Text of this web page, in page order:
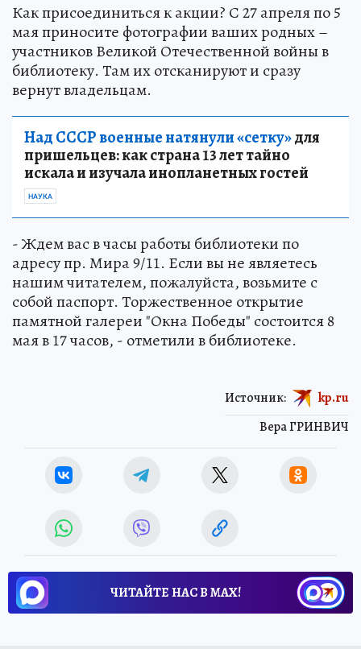
Как присоединиться к акции? С 27 апреля по 5
мая приносите фотографии ваших родных –
участников Великой Отечественной войны в
библиотеку. Там их отсканируют и сразу
вернут владельцам.
Над СССР военные натянули «сетку»для
пришельцев: как страна 13 лет тайно
искала и изучала инопланетных гостей
НАУКА
- Ждем вас в часы работы библиотеки по
адресу пр. Мира 9/11. Если вы не являетесь
нашим читателем, пожалуйста, возьмите с
собой паспорт. Торжественное открытие
памятной галереи "Окна Победы" состоится 8
мая в 17 часов, - отметили в библиотеке.
Вера ГРИНВИЧ
Источник: kp.ru
ЧИТАЙТЕ НАС В МАХ!